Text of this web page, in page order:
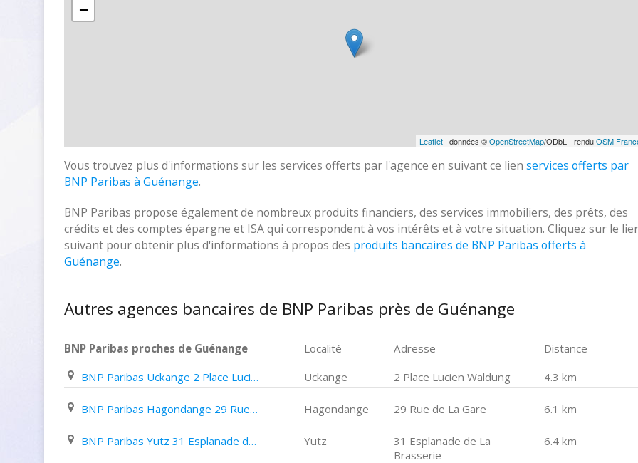
−
Leaflet| données ©OpenStreetMap/ODbL - renduOSM
Vous trouvez plus d'informations sur les services offerts par l'agence en suivant ce lien services offerts par
BNP Paribas à Guénange.
BNP Paribas propose également de nombreux produits financiers, des services immobiliers, des prêts, des
crédits et des comptes épargne et ISA qui correspondent à vos intérêts et à votre situation. Cliquez sur le
suivant pour obtenir plus d'informations à propos des produits bancaires de BNP Paribas offerts à
Guénange.
Autres agences bancaires de BNP Paribas près de Guénange
BNP Paribas proches de Guénange Localité Adresse
Distance
BNP Paribas Uckange 2 Place Lucien Waldung
Uckange 2 Place Lucien Waldung 4.3 km
BNP Paribas Hagondange 29 Rue de La Gare Hagondange 29 Rue de La Gare 6.1 km
BNP Paribas Yutz 31 Esplanade de La Brasserie Yutz
31 Esplanade de La
Brasserie
6.4 km